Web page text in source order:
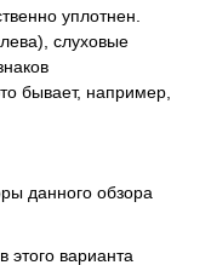
уплотнен.
слуховые
бывает, например,
данного обзора
этого варианта